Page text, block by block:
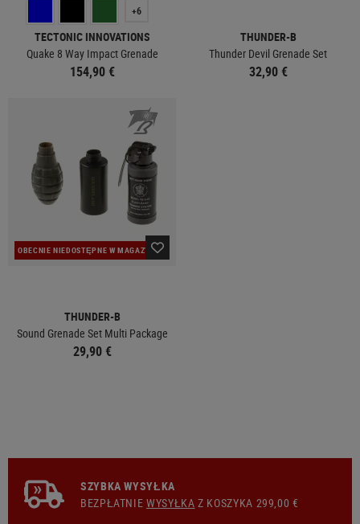
+6
TECTONIC INNOVATIONS
Quake 8 Way Impact Grenade
154,90 €
THUNDER-B
Thunder Devil Grenade Set
32,90 €
OBECNIE NIEDOSTĘPNE W MAGAZYNIE
THUNDER-B
Sound Grenade Set Multi Package
29,90 €
SZYBKA WYSYŁKA
BEZPŁATNIEWYSYŁKA Z KOSZYKA 299,00 €